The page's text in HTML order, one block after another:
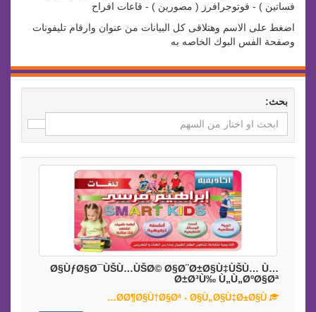
فساتين ) - فوتوجرافرز ( مصورين ) - قاعات افراح
اضغط على الاسم وهتلاقى كل البيانات من عنوان وارقام تليفونات
وصفحة الفس البوك الخاصه به
بحث:
Ø§ÙƒØ§Ø¯ÙŠÙ…ÙŠØ© Ø§Ø¨Ø±Ø§Ù‡ÙŠÙ… Ù…
Ø±Ø³Ù‰ Ù„Ù„ØºØ§Øª